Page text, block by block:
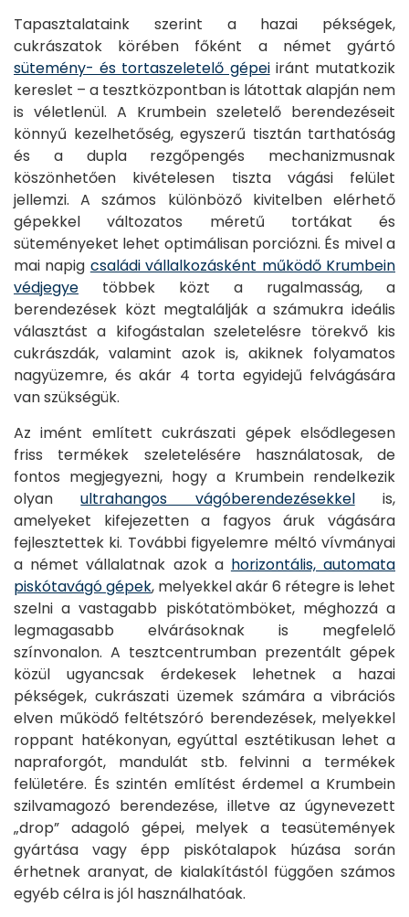
Tapasztalataink szerint a hazai pékségek,
cukrászatok körében főként a német gyártó
sütemény- és tortaszeletelő gépeiiránt mutatkozik
kereslet – a tesztközpontban is látottak alapján nem
is véletlenül. A Krumbein szeletelő berendezéseit
könnyű kezelhetőség, egyszerű tisztán tarthatóság
és a dupla rezgőpengés mechanizmusnak
köszönhetően kivételesen tiszta vágási felület
jellemzi. A számos különböző kivitelben elérhető
gépekkel változatos méretű tortákat és
süteményeket lehet optimálisan porciózni. És mivel a
mai napig családi vállalkozásként működő Krumbein
védjegye többek közt a rugalmasság, a
berendezések közt megtalálják a számukra ideális
választást a kifogástalan szeletelésre törekvő kis
cukrászdák, valamint azok is, akiknek folyamatos
nagyüzemre, és akár 4 torta egyidejű felvágására
van szükségük.
Az imént említett cukrászati gépek elsődlegesen
friss termékek szeletelésére használatosak, de
fontos megjegyezni, hogy a Krumbein rendelkezik
olyanultrahangos vágóberendezésekkelis,
amelyeket kifejezetten a fagyos áruk vágására
fejlesztettek ki. További figyelemre méltó vívmányai
a német vállalatnak azok a horizontális, automata
piskótavágó gépek, melyekkel akár 6 rétegre is lehet
szelni a vastagabb piskótatömböket, méghozzá a
legmagasabb elvárásoknak is megfelelő
színvonalon. A tesztcentrumban prezentált gépek
közül ugyancsak érdekesek lehetnek a hazai
pékségek, cukrászati üzemek számára a vibrációs
elven működő feltétszóró berendezések, melyekkel
roppant hatékonyan, egyúttal esztétikusan lehet a
napraforgót, mandulát stb. felvinni a termékek
felületére. És szintén említést érdemel a Krumbein
szilvamagozó berendezése, illetve az úgynevezett
„drop” adagoló gépei, melyek a teasütemények
gyártása vagy épp piskótalapok húzása során
érhetnek aranyat, de kialakítástól függően számos
egyéb célra is jól használhatóak.